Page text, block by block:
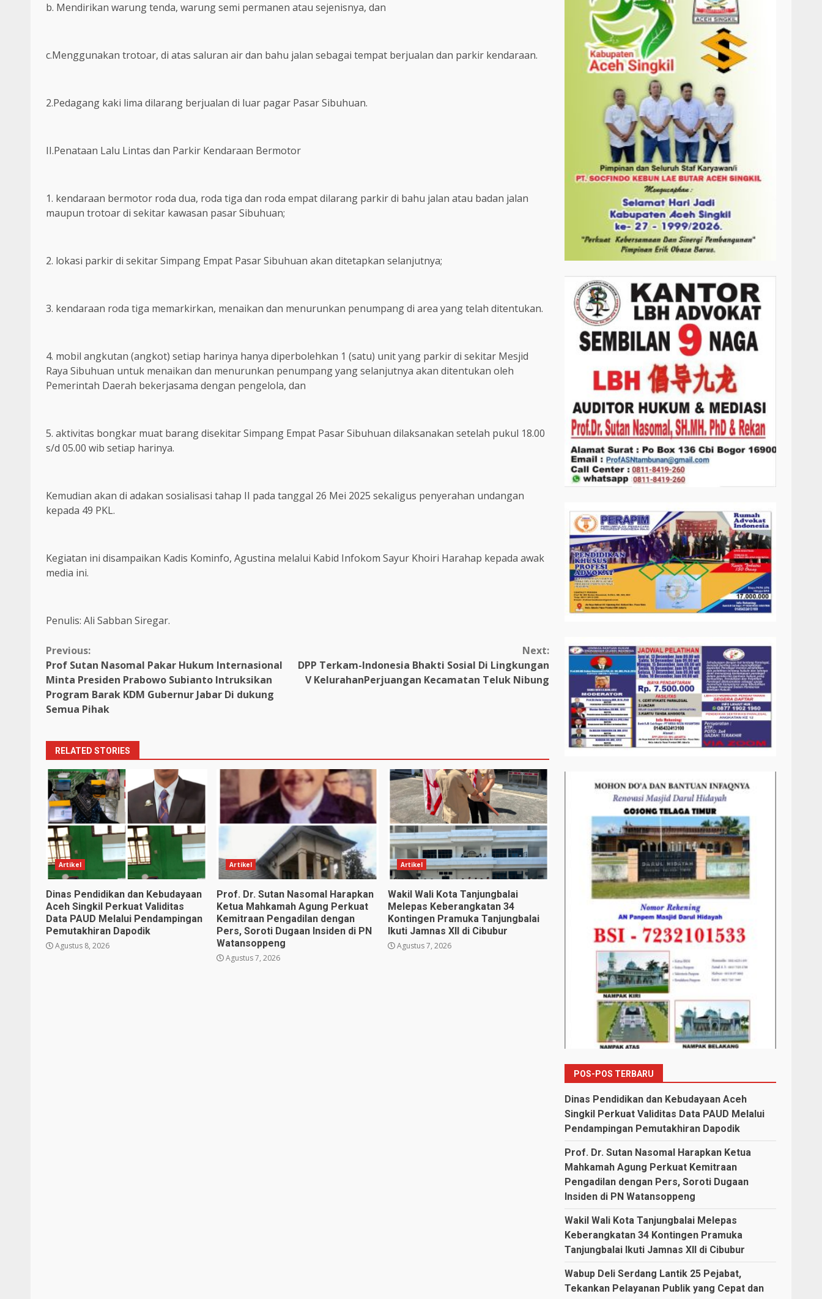
b. Mendirikan warung tenda, warung semi permanen atau sejenisnya, dan
c.Menggunakan trotoar, di atas saluran air dan bahu jalan sebagai tempat berjualan dan parkir kendaraan.
2.Pedagang kaki lima dilarang berjualan di luar pagar Pasar Sibuhuan.
II.Penataan Lalu Lintas dan Parkir Kendaraan Bermotor
1. kendaraan bermotor roda dua, roda tiga dan roda empat dilarang parkir di bahu jalan atau badan jalan
maupun trotoar di sekitar kawasan pasar Sibuhuan;
2. lokasi parkir di sekitar Simpang Empat Pasar Sibuhuan akan ditetapkan selanjutnya;
3. kendaraan roda tiga memarkirkan, menaikan dan menurunkan penumpang di area yang telah ditentukan.
4. mobil angkutan (angkot) setiap harinya hanya diperbolehkan 1 (satu) unit yang parkir di sekitar Mesjid
Raya Sibuhuan untuk menaikan dan menurunkan penumpang yang selanjutnya akan ditentukan oleh
Pemerintah Daerah bekerjasama dengan pengelola, dan
5. aktivitas bongkar muat barang disekitar Simpang Empat Pasar Sibuhuan dilaksanakan setelah pukul 18.00
s/d 05.00 wib setiap harinya.
Kemudian akan di adakan sosialisasi tahap II pada tanggal 26 Mei 2025 sekaligus penyerahan undangan
kepada 49 PKL.
Kegiatan ini disampaikan Kadis Kominfo, Agustina melalui Kabid Infokom Sayur Khoiri Harahap kepada awak
media ini.
Penulis: Ali Sabban Siregar.
Continue
Reading
Previous:
Prof Sutan Nasomal Pakar Hukum Internasional
Minta Presiden Prabowo Subianto Intruksikan
Program Barak KDM Gubernur Jabar Di dukung
Semua Pihak
Next:
DPP Terkam-Indonesia Bhakti Sosial Di Lingkungan
V KelurahanPerjuangan Kecamatan Teluk Nibung
RELATED STORIES
Artikel
Dinas Pendidikan dan Kebudayaan
Aceh Singkil Perkuat Validitas
Data PAUD Melalui Pendampingan
Pemutakhiran Dapodik
Agustus 8, 2026
Artikel
Prof. Dr. Sutan Nasomal Harapkan
Ketua Mahkamah Agung Perkuat
Kemitraan Pengadilan dengan
Pers, Soroti Dugaan Insiden di PN
Watansoppeng
Agustus 7, 2026
Artikel
Wakil Wali Kota Tanjungbalai
Melepas Keberangkatan 34
Kontingen Pramuka Tanjungbalai
Ikuti Jamnas XII di Cibubur
Agustus 7, 2026
POS-POS TERBARU
Dinas Pendidikan dan Kebudayaan Aceh
Singkil Perkuat Validitas Data PAUD Melalui
Pendampingan Pemutakhiran Dapodik
Prof. Dr. Sutan Nasomal Harapkan Ketua
Mahkamah Agung Perkuat Kemitraan
Pengadilan dengan Pers, Soroti Dugaan
Insiden di PN Watansoppeng
Wakil Wali Kota Tanjungbalai Melepas
Keberangkatan 34 Kontingen Pramuka
Tanjungbalai Ikuti Jamnas XII di Cibubur
Wabup Deli Serdang Lantik 25 Pejabat,
Tekankan Pelayanan Publik yang Cepat dan